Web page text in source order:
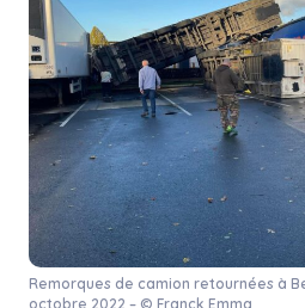
Remorques de camion retournées à
octobre 2022 – © Franck Emma